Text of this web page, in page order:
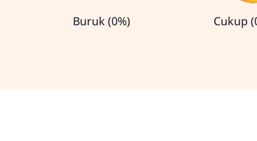
Buruk (0%) Cukup